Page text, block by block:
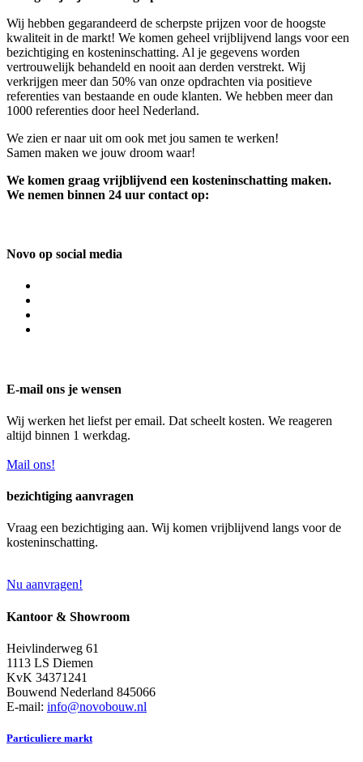
Wij hebben gegarandeerd de scherpste prijzen voor de hoogste
kwaliteit in de markt! We komen geheel vrijblijvend langs voor een
bezichtiging en kosteninschatting. Al je gegevens worden
vertrouwelijk behandeld en nooit aan derden verstrekt. Wij
verkrijgen meer dan 50% van onze opdrachten via positieve
referenties van bestaande en oude klanten. We hebben meer dan
1000 referenties door heel Nederland.
We zien er naar uit om ook met jou samen te werken!
Samen maken we jouw droom waar!
We komen graag vrijblijvend een kosteninschatting maken.
We nemen binnen 24 uur contact op:
Novo op social media
E-mail ons je wensen
Wij werken het liefst per email. Dat scheelt kosten. We reageren
altijd binnen 1 werkdag.
Mail ons!
bezichtiging aanvragen
Vraag een bezichtiging aan. Wij komen vrijblijvend langs voor de
kosteninschatting.
Nu aanvragen!
Kantoor & Showroom
Heivlinderweg 61
1113 LS Diemen
KvK 34371241
Bouwend Nederland 845066
E-mail: info@novobouw.nl
Particuliere markt